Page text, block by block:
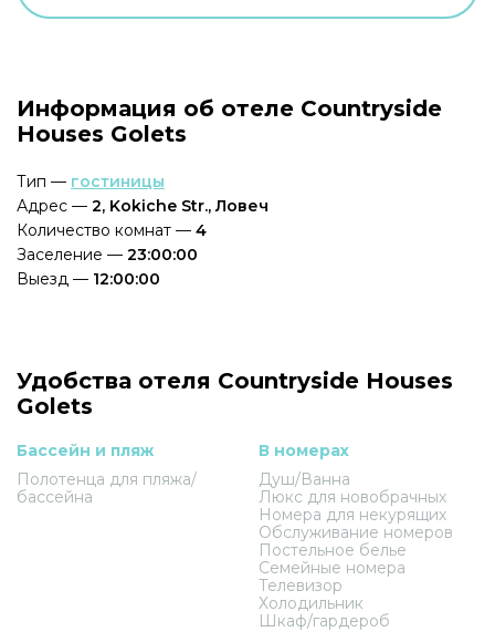
Информация об отеле Countryside
Houses Golets
Тип — гостиницы
Адрес — 2, Kokiche Str., Ловеч
Количество комнат — 4
Заселение — 23:00:00
Выезд — 12:00:00
Удобства отеля Countryside Houses
Golets
Бассейн и пляж
Полотенца для пляжа/
бассейна
В номерах
Душ/Ванна
Люкс для новобрачных
Номера для некурящих
Обслуживание номеров
Постельное белье
Семейные номера
Телевизор
Холодильник
Шкаф/гардероб